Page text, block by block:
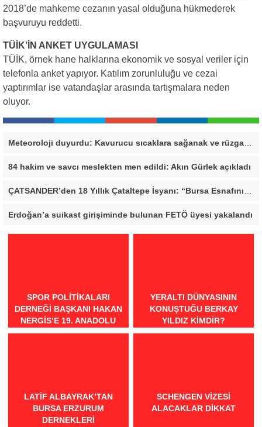
2018’de mahkeme cezanın yasal olduğuna hükmederek
başvuruyu reddetti.
TÜİK’İN ANKET UYGULAMASI
TÜİK, örnek hane halklarına ekonomik ve sosyal veriler için
telefonla anket yapıyor. Katılım zorunluluğu ve cezai
yaptırımlar ise vatandaşlar arasında tartışmalara neden
oluyor.
Meteoroloji duyurdu: Kavurucu sıcaklara sağanak ve rüzgar arası
84 hakim ve savcı meslekten men edildi: Akın Gürlek açıkladı
Erdoğan’a suikast girişiminde bulunan FETÖ üyesi yakalandı
SPOR POLITIKALARI
DERNEĞI BAŞKANI HAKAN
NERGIS’E 19. ANADOLU
SPOR ÖDÜLLERI’NDE
YERALTI DÜNYASININ
KONUŞTUĞU BERKAY
YILDIZ KIMDIR?
LATIF ALBAYRAK’TAN
BURSA ERZURUM
DERNEKLERI
SCHENGEN VİZESİ
ALACAKLAR DİKKAT